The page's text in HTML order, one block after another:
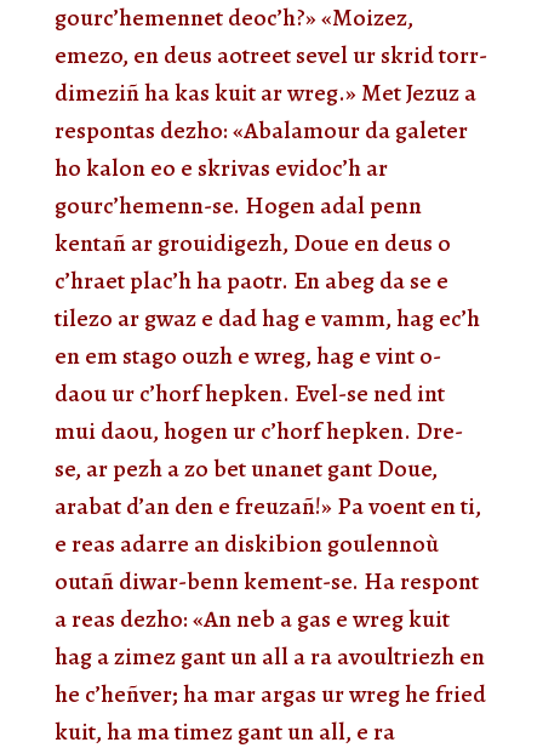
gourc’hemennet deoc’h?» «Moizez,
emezo, en deus aotreet sevel ur skrid torr-
dimeziñ ha kas kuit ar wreg.» Met Jezuz a
respontas dezho: «Abalamour da galeter
ho kalon eo e skrivas evidoc’h ar
gourc’hemenn-se. Hogen adal penn
kentañ ar grouidigezh, Doue en deus o
c’hraet plac’h ha paotr. En abeg da se e
tilezo ar gwaz e dad hag e vamm, hag ec’h
en em stago ouzh e wreg, hag e vint o-
daou ur c’horf hepken. Evel-se ned int
mui daou, hogen ur c’horf hepken. Dre-
se, ar pezh a zo bet unanet gant Doue,
arabat d’an den e freuzañ!» Pa voent en ti,
e reas adarre an diskibion goulennoù
outañ diwar-benn kement-se. Ha respont
a reas dezho: «An neb a gas e wreg kuit
hag a zimez gant un all a ra avoultriezh en
he c’heñver; ha mar argas ur wreg he fried
kuit, ha ma timez gant un all, e ra